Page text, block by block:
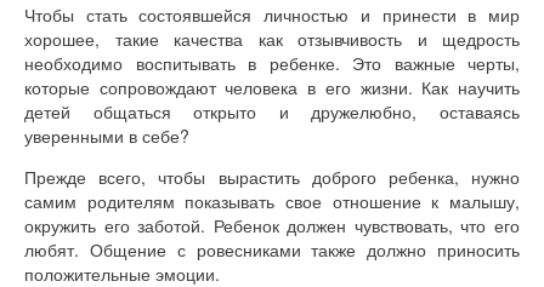
Чтобы стать состоявшейся личностью и принести в мир
хорошее, такие качества как отзывчивость и щедрость
необходимо воспитывать в ребенке. Это важные черты,
которые сопровождают человека в его жизни. Как научить
детей общаться открыто и дружелюбно, оставаясь
уверенными в себе?
Прежде всего, чтобы вырастить доброго ребенка, нужно
самим родителям показывать свое отношение к малышу,
окружить его заботой. Ребенок должен чувствовать, что его
любят. Общение с ровесниками также должно приносить
положительные эмоции.